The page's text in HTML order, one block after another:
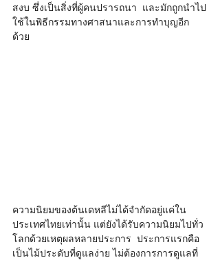
สงบ ซึ่งเป็นสิ่งที่ผู้คนปรารถนา  และมักถูกนำไป
ใช้ในพิธีกรรมทางศาสนาและการทำบุญอีก
ด้วย
ความนิยมของต้นเดหลีไม่ได้จำกัดอยู่แค่ใน
ประเทศไทยเท่านั้น แต่ยังได้รับความนิยมไปทั่ว
โลกด้วยเหตุผลหลายประการ  ประการแรกคือ
เป็นไม้ประดับที่ดูแลง่าย ไม่ต้องการการดูแลที่